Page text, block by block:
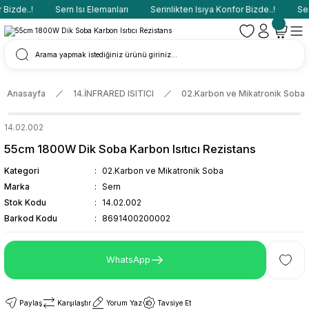
Sern Isı Elemanları Serinlikten Isıya Konfor Bizde..!
Anasayfa 14.İNFRARED ISITICI 02.Karbon ve Mikatronik Soba
14.02.002
55cm 1800W Dik Soba Karbon Isıtıcı Rezistans
Kategori
02.Karbon ve Mikatronik Soba
Marka
Sern
Stok Kodu
14.02.002
Barkod Kodu
8691400200002
WhatsApp
Paylaş Karşılaştır Yorum Yaz Tavsiye Et